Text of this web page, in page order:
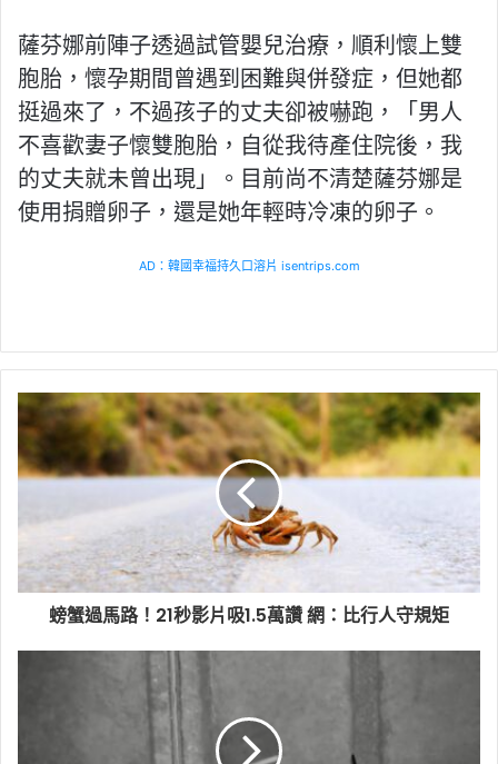
薩芬娜前陣子透過試管嬰兒治療，順利懷上雙
胞胎，懷孕期間曾遇到困難與併發症，但她都
挺過來了，不過孩子的丈夫卻被嚇跑，「男人
不喜歡妻子懷雙胞胎，自從我待產住院後，我
的丈夫就未曾出現」。目前尚不清楚薩芬娜是
使用捐贈卵子，還是她年輕時冷凍的卵子。
AD：韓國幸福持久口溶片 isentrips.com
螃蟹過馬路！21秒影片吸1.5萬讚 網：比行人守規矩